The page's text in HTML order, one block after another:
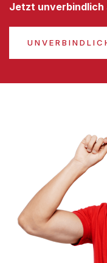
Jetzt unverbindlich